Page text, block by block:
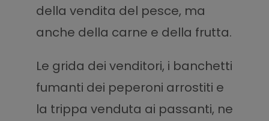
della vendita del pesce, ma
anche della carne e della frutta.
Le grida dei venditori, i banchetti
fumanti dei peperoni arrostiti e
la trippa venduta ai passanti, ne